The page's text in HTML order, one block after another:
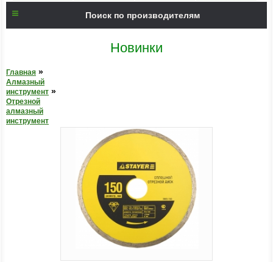
Поиск по производителям
Новинки
Главная »
Алмазный
инструмент »
Отрезной
алмазный
инструмент